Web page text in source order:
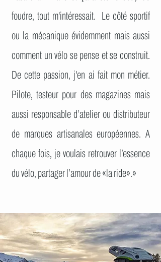
foudre, tout m'intéressait. Le côté sportif
ou la mécanique évidemment mais aussi
comment un vélo se pense et se construit.
De cette passion, j'en ai fait mon métier.
Pilote, testeur pour des magazines mais
aussi responsable d’atelier ou distributeur
de marques artisanales européennes. A
chaque fois, je voulais retrouver l’essence
du vélo, partager l’amour de «la ride».»